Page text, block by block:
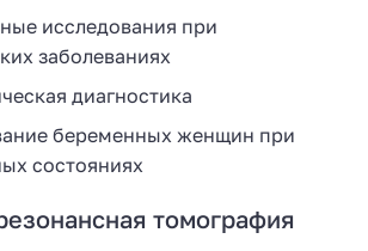
исследования при
заболеваниях
диагностика
беременных женщин при
состояниях
томография